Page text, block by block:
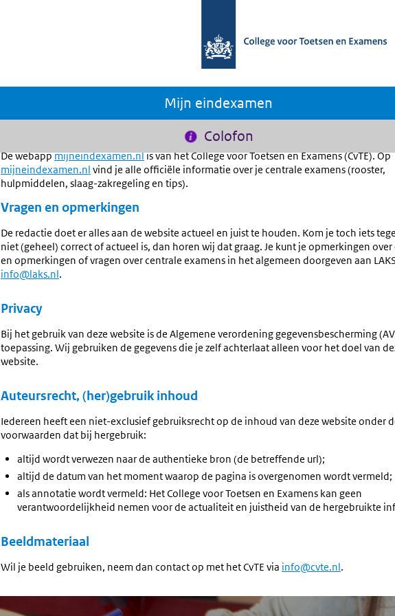
Mijn eindexamen
Colofon
De webappmijneindexamen.nlis van het College voor Toetsen en Examens (CvTE). Op
mijneindexamen.nl vind je alle officiële informatie over je centrale examens (rooster,
hulpmiddelen, slaag-zakregeling en tips).
Vragen en opmerkingen
De redactie doet er alles aan de website actueel en juist te houden. Kom je toch iets
niet (geheel) correct of actueel is, dan horen wij dat graag. Je kunt je opmerkingen over
en opmerkingen of vragen over centrale examens in het algemeen doorgeven aan
info@laks.nl.
Privacy
Bij het gebruik van deze website is de Algemene verordening gegevensbescherming
toepassing. Wij gebruiken de gegevens die je zelf achterlaat alleen voor het doel van
website.
Auteursrecht, (her)gebruik inhoud
Iedereen heeft een niet-exclusief gebruiksrecht op de inhoud van deze website onder
voorwaarden dat bij hergebruik:
altijd wordt verwezen naar de authentieke bron (de betreffende url);
altijd de datum van het moment waarop de pagina is overgenomen wordt vermeld;
als annotatie wordt vermeld: Het College voor Toetsen en Examens kan geen
verantwoordelijkheid nemen voor de actualiteit en juistheid van de hergebruikte
Beeldmateriaal
Wil je beeld gebruiken, neem dan contact op met het CvTE via info@cvte.nl.